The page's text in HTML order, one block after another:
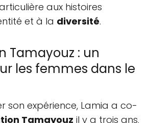
aux histoires
et à la diversité.
Tamayouz : un
les femmes dans le
son expérience, Lamia a co-
Tamayouz il y a trois ans.